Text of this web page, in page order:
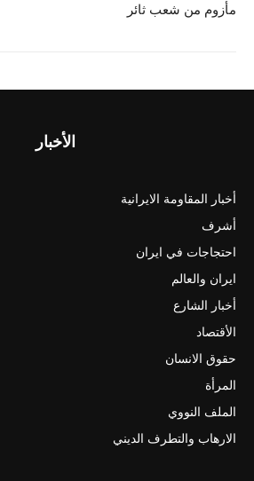
مأزوم من شعب ثائر
الأخبار
أخبار المقاومة الايرانية
أشرف
احتجاجات في ايران
ايران والعالم
أخبار الشارع
الأقتصاد
حقوق الانسان
المرأة
الملف النووي
الارهاب والتطرف الديني